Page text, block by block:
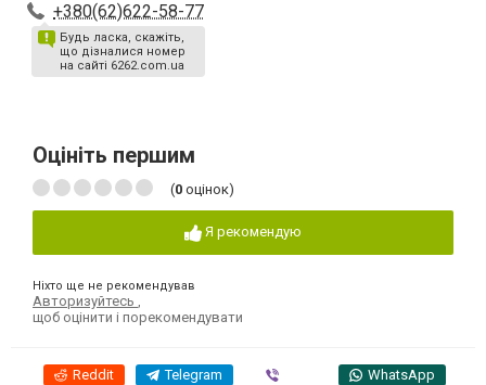
+380(62)622-58-77
Будь ласка, скажіть,
що дізналися номер
на сайті 6262.com.ua
Оцініть першим
(0 оцінок)
Я рекомендую
Ніхто ще не рекомендував
Авторизуйтесь
щоб оцінити і порекомендувати
Reddit Telegram WhatsApp